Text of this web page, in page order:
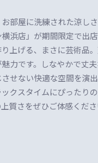
部屋に洗練された涼し
浜店」が期間限定で出
上げる、まさに芸術品
力です。しなやかで丈
せない快適な空間を演
クスタイムにぴったり
質さをぜひご体感くださ